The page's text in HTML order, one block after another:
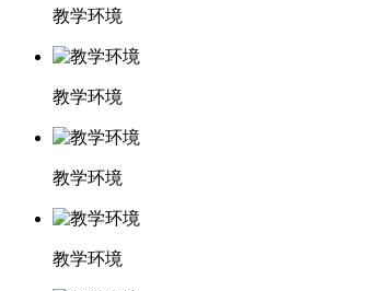
教学环境
教学环境
教学环境
教学环境